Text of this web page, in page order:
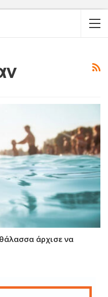
άρχισε να